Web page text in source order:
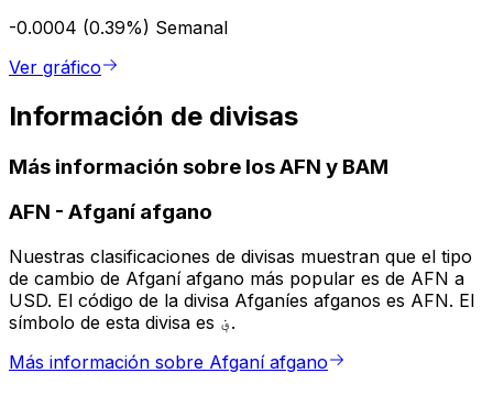
-0.0004 (0.39%) Semanal
Ver gráfico
Información de divisas
Más información sobre los AFN y BAM
AFN - Afganí afgano
Nuestras clasificaciones de divisas muestran que el tipo
de cambio de Afganí afgano más popular es de AFN a
USD. El código de la divisa Afganíes afganos es AFN. El
símbolo de esta divisa es ؋.
Más información sobre Afganí afgano